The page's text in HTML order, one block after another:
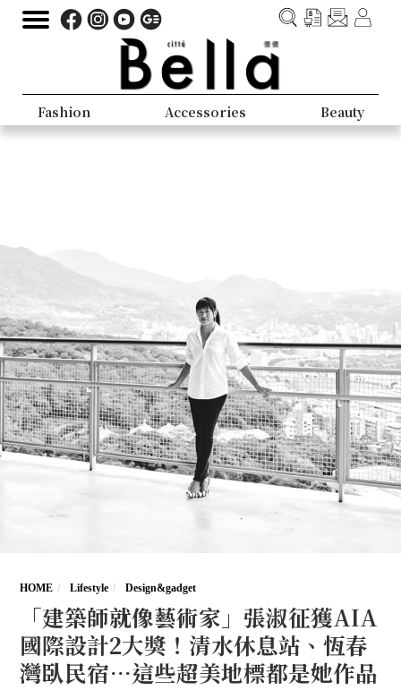
Fashion Accessories Beauty
HOME Lifestyle Design&gadget
「建築師就像藝術家」張淑征獲AIA
國際設計2大獎！清水休息站、恆春
灣臥民宿…這些超美地標都是她作品